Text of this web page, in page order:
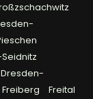
Dresden-
Freiberg
Freital